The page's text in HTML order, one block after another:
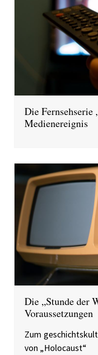
Die Fernsehserie
Medienereignis
Die „Stunde der
Voraussetzungen
Zum
von „Holocaust“